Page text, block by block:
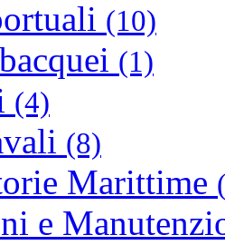
(10)
(1)
(4)
(8)
Marittime
e